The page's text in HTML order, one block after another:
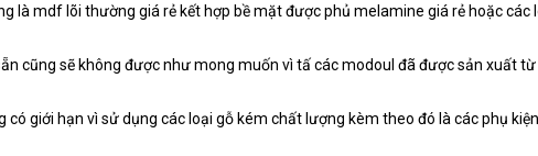
là mdf lõi thường giá rẻ kết hợp bề mặt được phủ melamine giá rẻ hoặc các
cũng sẽ không được như mong muốn vì tấ các modoul đã được sản xuất
có giới hạn vì sử dụng các loại gỗ kém chất lượng kèm theo đó là các phụ